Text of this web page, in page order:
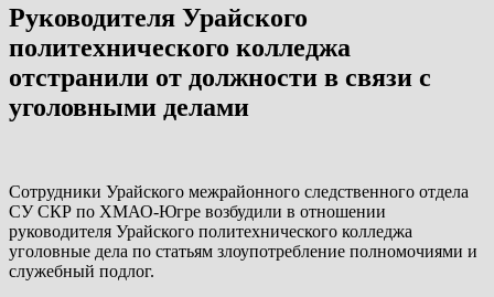
Руководителя Урайского
политехнического колледжа
отстранили от должности в связи с
уголовными делами
Сотрудники Урайского межрайонного следственного отдела
СУ СКР по ХМАО-Югре возбудили в отношении
руководителя Урайского политехнического колледжа
уголовные дела по статьям злоупотребление полномочиями и
служебный подлог.